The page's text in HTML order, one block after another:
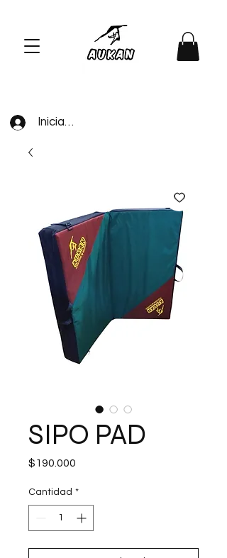
Iniciar sesión
SIPO PAD
$190.000
Cantidad *